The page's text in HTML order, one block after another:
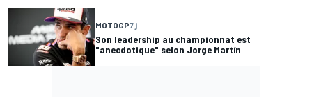
MOTOGP7 j
Son leadership au championnat est
"anecdotique" selon Jorge Martín